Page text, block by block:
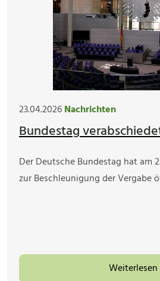
23.04.2026Nachrichten
Bundestag
Der Deutsche Bundestag hat am
zur Beschleunigung der Vergabe
Weiterlesen